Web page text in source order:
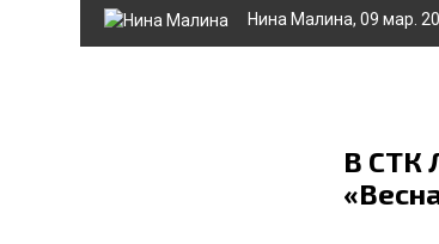
Нина Малина, 09 мар.
В СТК